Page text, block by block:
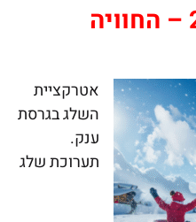
פארק השלג 2025 – החוויה
אטרקציית
השלג בגרסת
ענק.
תערוכת שלג